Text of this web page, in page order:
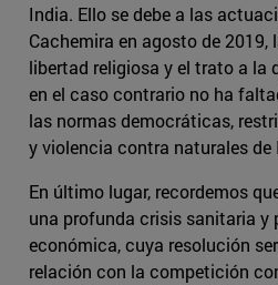
India. Ello se debe a las
Cachemira en agosto de 2019,
libertad religiosa y el trato a la
en el caso contrario no ha
las normas democráticas,
y violencia contra naturales de
En último lugar, recordemos
una profunda crisis sanitaria y
económica, cuya resolución
relación con la competición